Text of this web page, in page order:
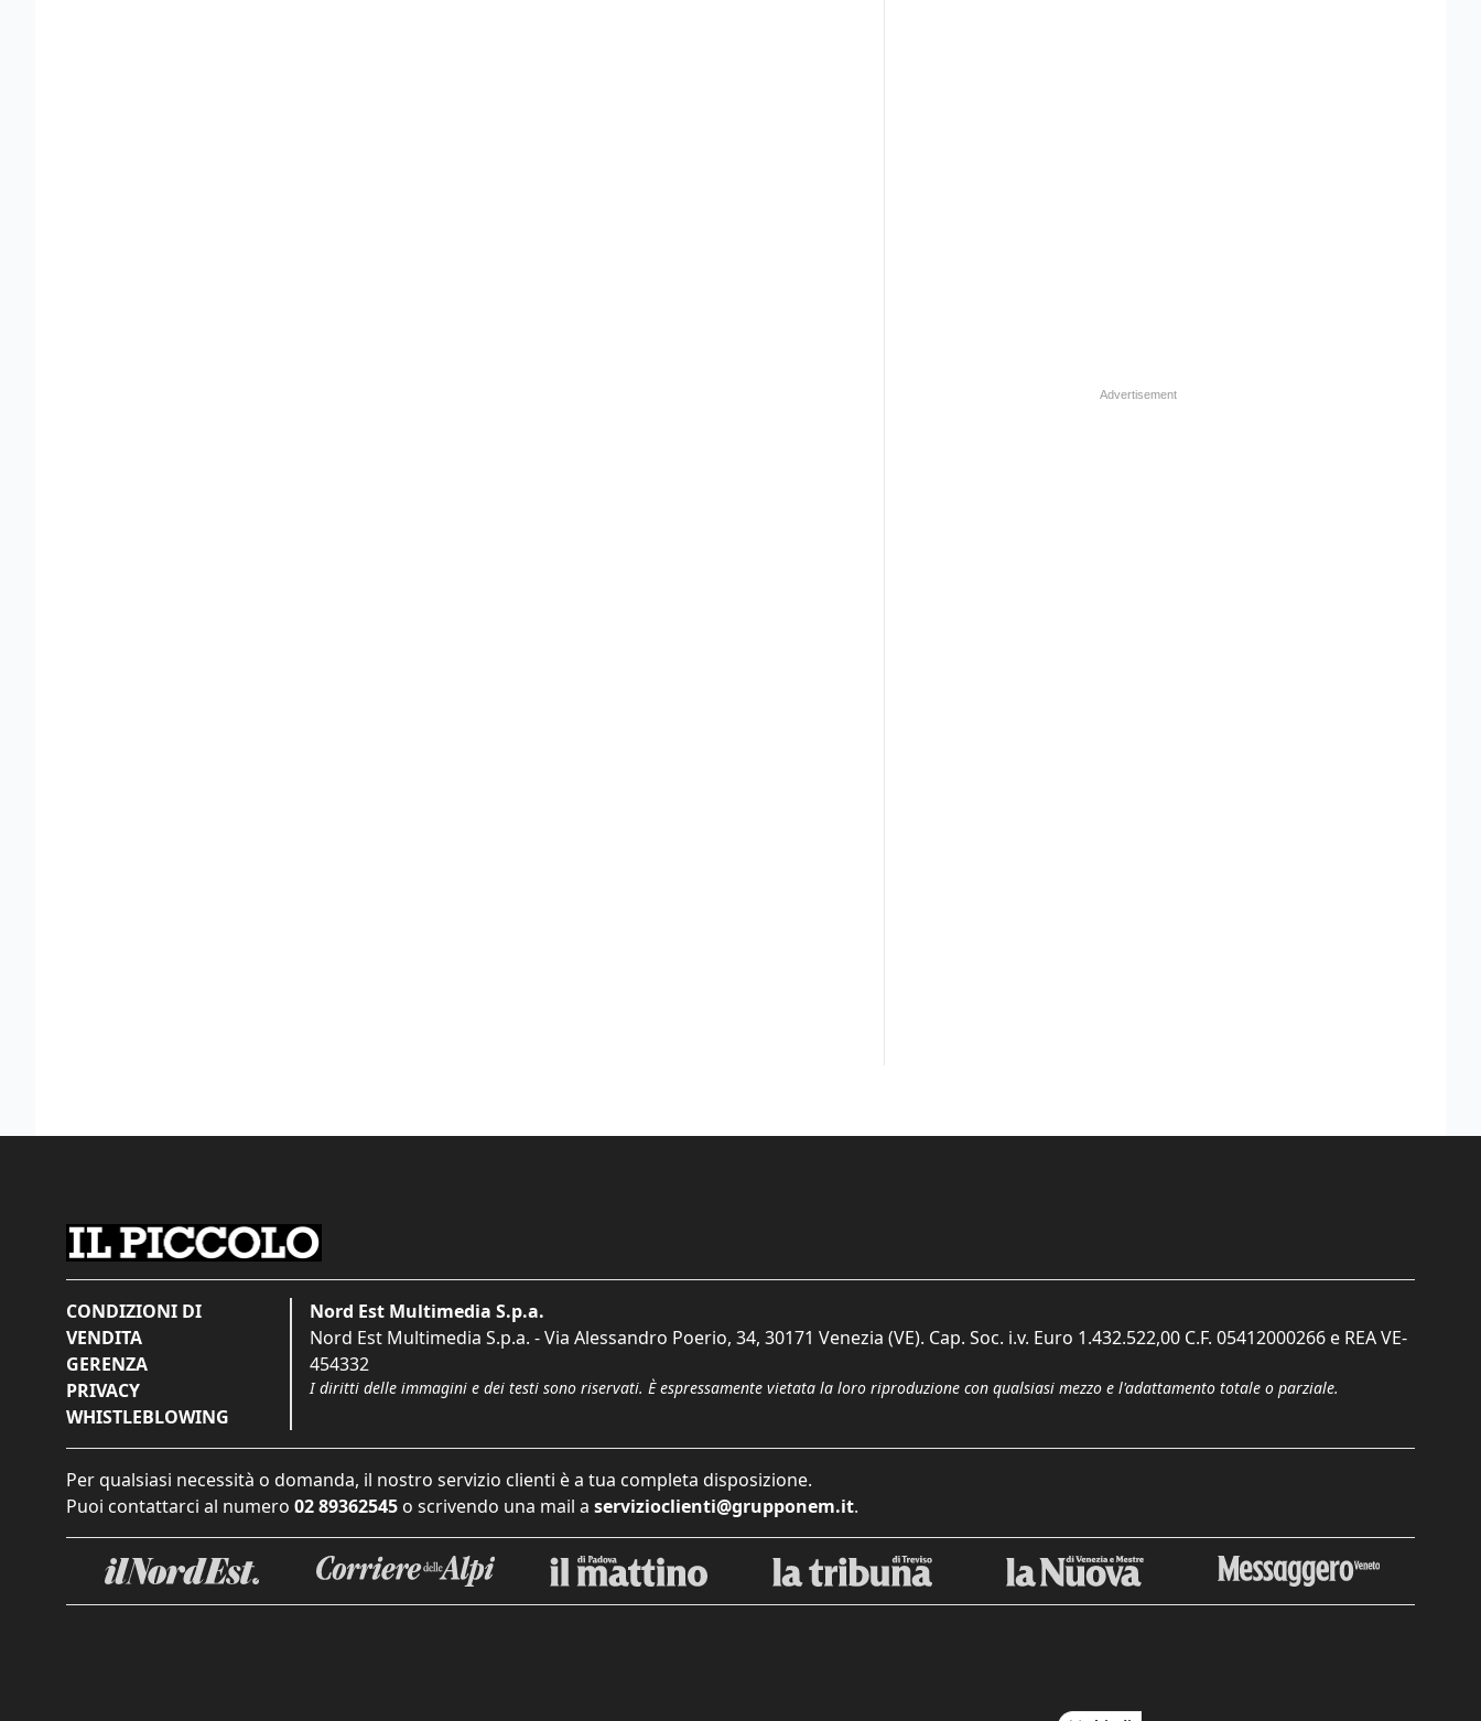
CONDIZIONI DI
VENDITA
GERENZA
PRIVACY
WHISTLEBLOWING
Nord Est Multimedia S.p.a.
Nord Est Multimedia S.p.a. - Via Alessandro Poerio, 34, 30171 Venezia (VE). Cap. Soc. i.v. Euro 1.432.522,00 C.F. 05412000266 e REA VE-
454332
I diritti delle immagini e dei testi sono riservati. È espressamente vietata la loro riproduzione con qualsiasi mezzo e l'adattamento totale o parziale.
Per qualsiasi necessità o domanda, il nostro servizio clienti è a tua completa disposizione.
Puoi contattarci al numero 02 89362545 o scrivendo una mail a servizioclienti@grupponem.it.